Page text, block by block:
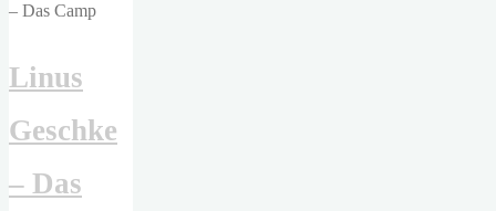
The
Wings
Linus
Geschke
– Das